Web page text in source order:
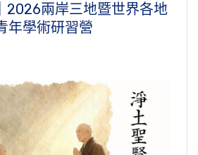
2026兩岸三地暨世界各地
年學術研習營